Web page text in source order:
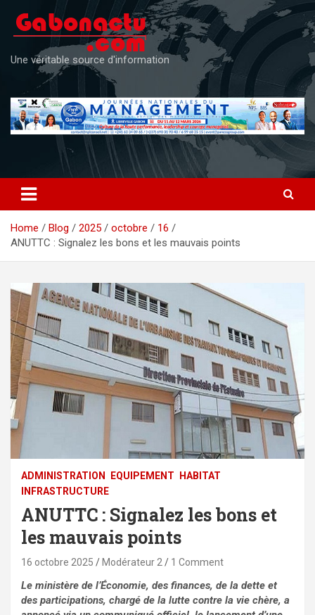
content
Une véritable source d'information
Home Blog 2025 octobre
16
ANUTTC : Signalez les bons et les mauvais points
ADMINISTRATION EQUIPEMENT
HABITAT
⁠INFRASTRUCTURE
ANUTTC : Signalez les bons et
les mauvais points
16 octobre 2025 Modérateur 2 1 Comment
Le ministère de l’Économie, des finances, de la dette et
des participations, chargé de la lutte contre la vie chère, a